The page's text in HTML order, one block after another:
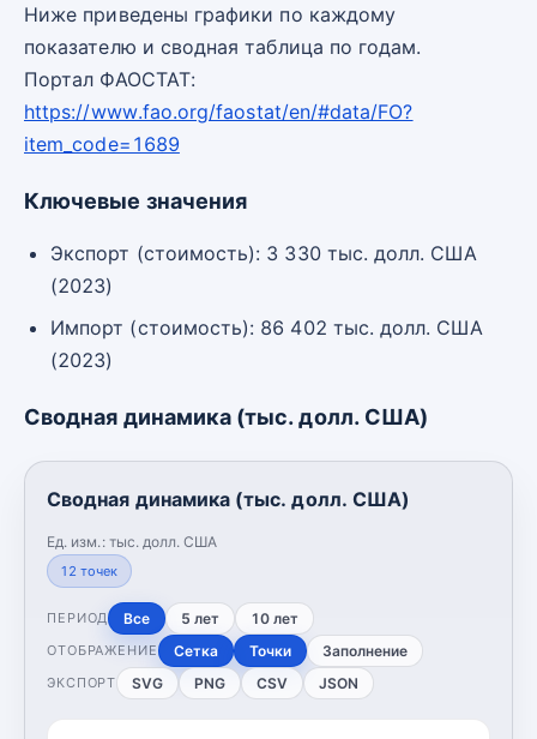
Ниже приведены графики по каждому
показателю и сводная таблица по годам.
Портал ФАОСТАТ:
https://www.fao.org/faostat/en/#data/FO?
item_code=1689
Ключевые значения
Экспорт (стоимость): 3 330 тыс. долл. США
(2023)
Импорт (стоимость): 86 402 тыс. долл. США
(2023)
Сводная динамика (тыс. долл. США)
Сводная динамика (тыс. долл. США)
Ед. изм.: тыс. долл. США
12 точек
ПЕРИОД Все 5 лет 10 лет
ОТОБРАЖЕНИЕ Сетка Точки Заполнение
ЭКСПОРТ SVG PNG CSV JSON